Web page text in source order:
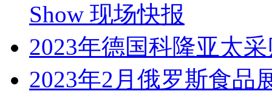
Show 现场快报
2023年德国科隆亚太
2023年2月俄罗斯食品